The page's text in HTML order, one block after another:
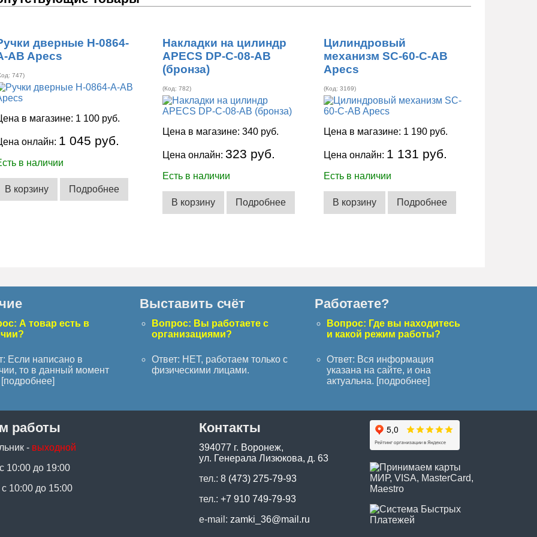
дверные H-0864-
AB Apecs
747)
в магазине: 1 100 руб.
онлайн: 1 045 руб.
в наличии
В корзину Подробнее
Накладки на цилиндр
APECS DP-C-08-AB
(бронза)
(Код:782)
Цена в магазине:340 руб.
Цена онлайн:323 руб.
Есть в наличии
В корзину Подробнее
Цилиндровый
механизм SC-60-C-AB
Apecs
(Код:3169)
Цена в магазине: 1 190 руб.
Цена онлайн: 1 131 руб.
Есть в наличии
В корзину Подробнее
А товар есть в
Если написано в
то в данный момент
подробнее]
Выставить счёт
Вопрос: Вы работаете с
организациями?
Ответ: НЕТ, работаем только с
физическими лицами.
Работаете?
Вопрос: Где вы находитесь
и какой режим работы?
Ответ: Вся информация
указана на сайте, и она
актуальна. [подробнее]
работы
- выходной
10:00 до 19:00
10:00 до 15:00
Контакты
394077 г. Воронеж,
ул. Генерала Лизюкова, д. 63
тел.: 8 (473) 275-79-93
тел.: +7 910 749-79-93
e-mail: zamki_36@mail.ru